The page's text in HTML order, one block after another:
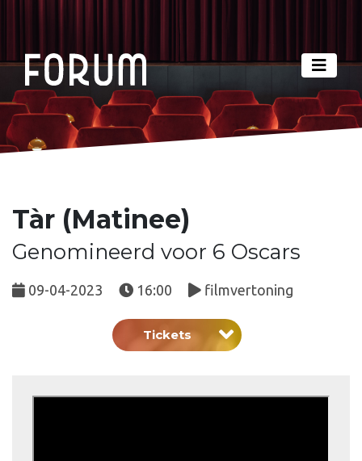
Tàr (Matinee)
Genomineerd voor 6 Oscars
09-04-2023 16:00 filmvertoning
Tickets